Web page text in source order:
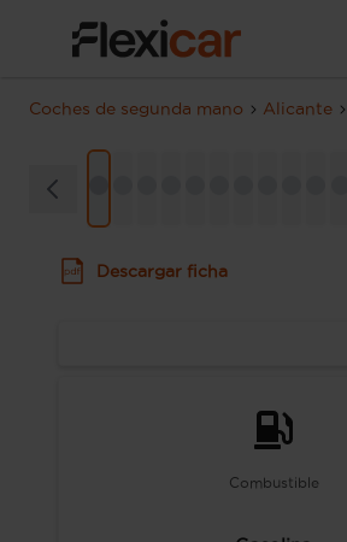
Coches de segunda mano Alicante
Descargar ficha
Combustible